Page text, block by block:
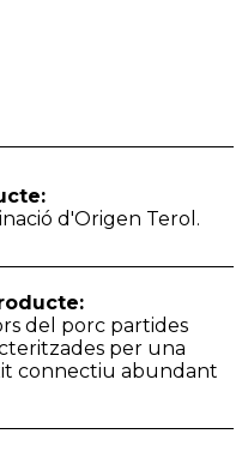
d'Origen Terol.
del porc partides
per una
connectiu abundant